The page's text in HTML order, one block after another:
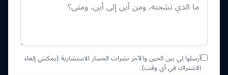
أرسلوا لي بين الحين والآخر نشرات المسار الاستشارية (يمكنني إلغاء
الاشتراك في أي وقت).